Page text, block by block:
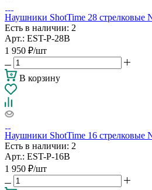
Наушники ShotTime 28 стрелковые
Есть в наличии: 2
Арт.: EST-P-28B
1 950 ₽/шт
В корзину
Наушники ShotTime 16 стрелковые
Есть в наличии: 2
Арт.: EST-P-16B
1 950 ₽/шт